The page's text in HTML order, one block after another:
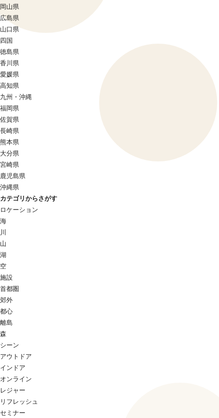
岡山県
広島県
山口県
四国
徳島県
香川県
愛媛県
高知県
九州・沖縄
福岡県
佐賀県
長崎県
熊本県
大分県
宮崎県
鹿児島県
沖縄県
カテゴリからさがす
ロケーション
海
川
山
湖
空
施設
首都圏
郊外
都心
離島
森
シーン
アウトドア
インドア
オンライン
レジャー
リフレッシュ
セミナー